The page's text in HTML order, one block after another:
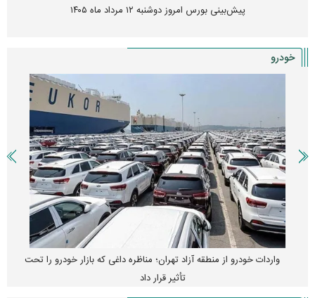
پیش‌بینی بورس امروز دوشنبه ۱۲ مرداد ماه ۱۴۰۵
خودرو
واردات خودرو از منطقه آزاد تهران؛ مناظره داغی که بازار خودرو را تحت
تأثیر قرار داد